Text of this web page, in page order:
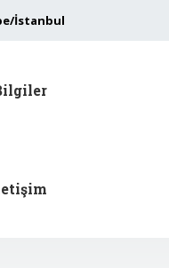
İstanbul